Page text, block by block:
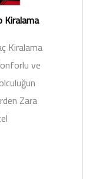
Kiralama
Kiralama
ve
Zara